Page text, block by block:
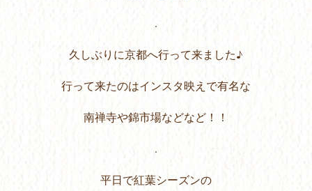
.
久しぶりに京都へ行って来ました♪
行って来たのはインスタ映えで有名な
南禅寺や錦市場などなど！！
.
平日で紅葉シーズンの